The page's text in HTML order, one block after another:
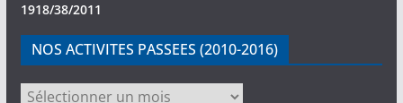
1918/38/2011
NOS ACTIVITES PASSEES (2010-2016)
NOS